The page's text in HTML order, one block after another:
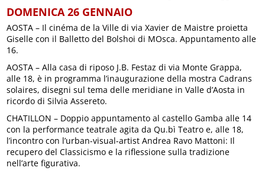
DOMENICA 26 GENNAIO
AOSTA – Il cinéma de la Ville di via Xavier de Maistre proietta
Giselle con il Balletto del Bolshoi di MOsca. Appuntamento alle
16.
AOSTA – Alla casa di riposo J.B. Festaz di via Monte Grappa,
alle 18, è in programma l’inaugurazione della mostra Cadrans
solaires, disegni sul tema delle meridiane in Valle d’Aosta in
ricordo di Silvia Assereto.
CHATILLON – Doppio appuntamento al castello Gamba alle 14
con la performance teatrale agita da Qu.bì Teatro e, alle 18,
l’incontro con l’urban-visual-artist Andrea Ravo Mattoni: Il
recupero del Classicismo e la riflessione sulla tradizione
nell’arte figurativa.